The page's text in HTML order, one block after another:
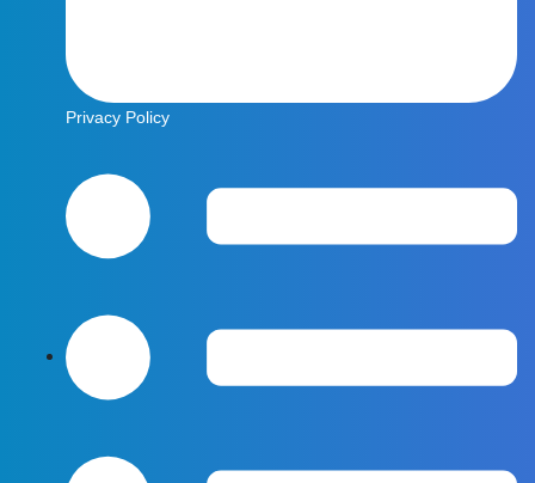
Privacy Policy